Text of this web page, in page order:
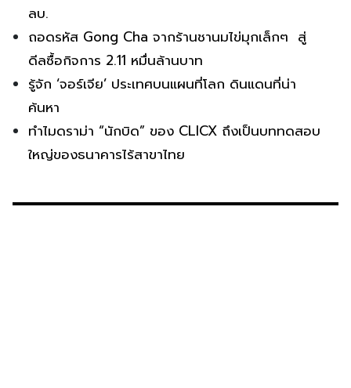
ลบ.
ถอดรหัส Gong Cha จากร้านชานมไข่มุกเล็กๆ สู่
ดีลซื้อกิจการ 2.11 หมื่นล้านบาท
รู้จัก ‘จอร์เจีย’ ประเทศบนแผนที่โลก ดินแดนที่น่า
ค้นหา
ทำไมดราม่า “นักบิด” ของ CLICX ถึงเป็นบททดสอบ
ใหญ่ของธนาคารไร้สาขาไทย